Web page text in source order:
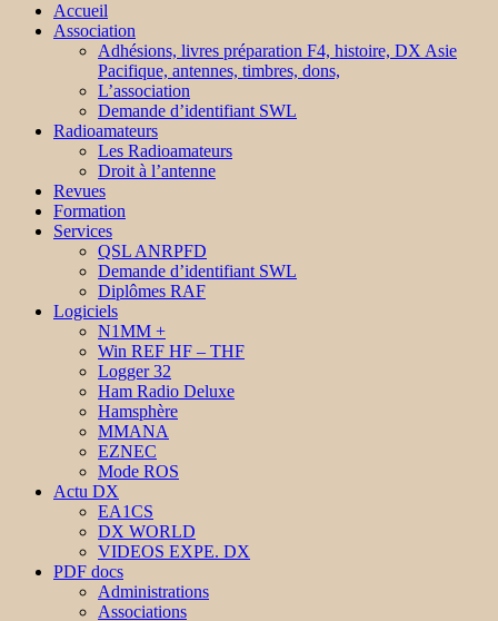
Accueil
Association
Adhésions, livres préparation F4, histoire, DX Asie
Pacifique, antennes, timbres, dons,
L’association
Demande d’identifiant SWL
Radioamateurs
Les Radioamateurs
Droit à l’antenne
Revues
Formation
Services
QSL ANRPFD
Demande d’identifiant SWL
Diplômes RAF
Logiciels
N1MM +
Win REF HF – THF
Logger 32
Ham Radio Deluxe
Hamsphère
MMANA
EZNEC
Mode ROS
Actu DX
EA1CS
DX WORLD
VIDEOS EXPE. DX
PDF docs
Administrations
Associations